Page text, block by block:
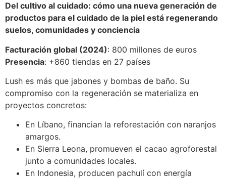
Del cultivo al cuidado: cómo una nueva generación de
productos para el cuidado de la piel está regenerando
suelos, comunidades y conciencia
Facturación global (2024): 800 millones de euros
Presencia: +860 tiendas en 27 países
Lush es más que jabones y bombas de baño. Su
compromiso con la regeneración se materializa en
proyectos concretos:
En Líbano, financian la reforestación con naranjos
amargos.
En Sierra Leona, promueven el cacao agroforestal
junto a comunidades locales.
En Indonesia, producen pachulí con energía